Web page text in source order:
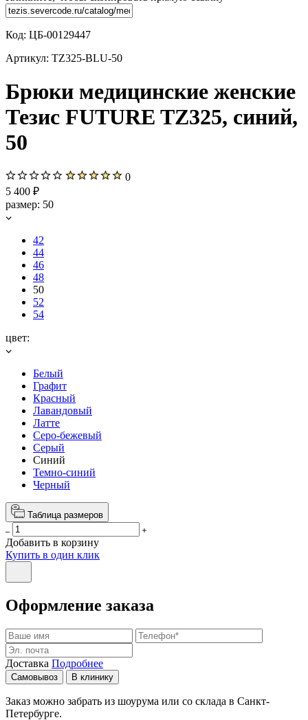
Код: ЦБ-00129447
Артикул: TZ325-BLU-50
Брюки медицинские женские
Тезис FUTURE TZ325, синий,
50
0
5 400 ₽
размер: 50
42
44
46
48
50
52
54
цвет:
Белый
Графит
Красный
Лавандовый
Латте
Серо-бежевый
Серый
Синий
Темно-синий
Черный
Таблица размеров
Добавить в корзину
Купить в один клик
Оформление заказа
Доставка Подробнее
Самовывоз В клинику
Заказ можно забрать из шоурума или со склада в Санкт-
Петербурге.